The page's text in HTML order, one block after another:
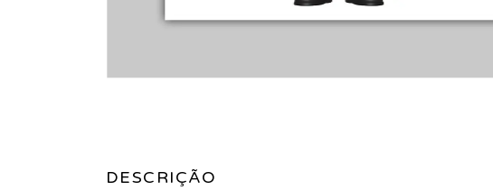
DESCRIÇÃO